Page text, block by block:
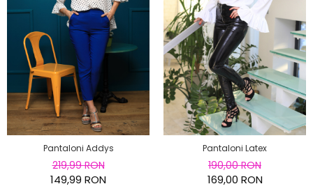
Pantaloni Addys
219,99 RON
149,99 RON
Pantaloni Latex
190,00 RON
169,00 RON